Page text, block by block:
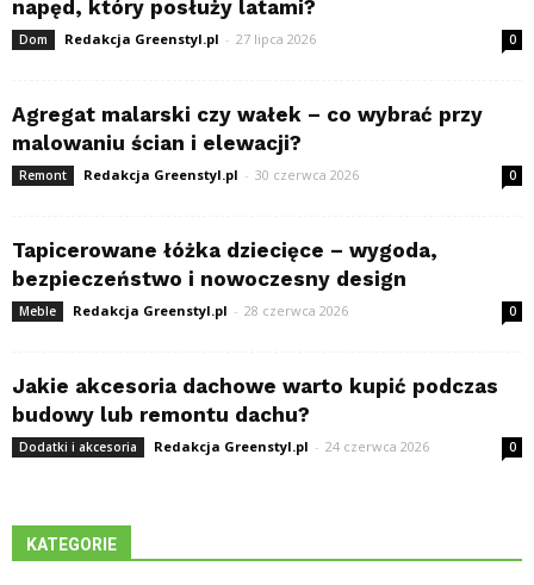
napęd, który posłuży latami?
Dom Redakcja Greenstyl.pl - 27 lipca 2026 0
Agregat malarski czy wałek – co wybrać przy
malowaniu ścian i elewacji?
Remont Redakcja Greenstyl.pl - 30 czerwca 2026 0
Tapicerowane łóżka dziecięce – wygoda,
bezpieczeństwo i nowoczesny design
Meble Redakcja Greenstyl.pl - 28 czerwca 2026 0
Jakie akcesoria dachowe warto kupić podczas
budowy lub remontu dachu?
Dodatki i akcesoria Redakcja Greenstyl.pl - 24 czerwca 2026 0
KATEGORIE